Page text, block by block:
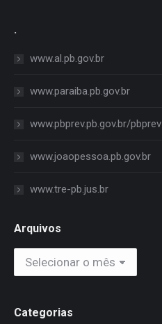
.
www.al.pb.gov.br
www.paraiba.pb.gov.br
www.pbprev.pb.gov.br/pbprev
www.joaopessoa.pb.gov.br
www.tre-pb.jus.br
Arquivos
Arquivos
Categorias